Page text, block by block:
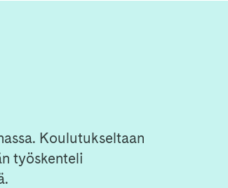
Koulutukseltaan
työskenteli